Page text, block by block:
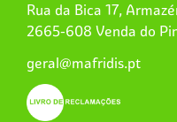
Rua da Bica 17,
2665-608 Venda do
geral@mafridis.pt